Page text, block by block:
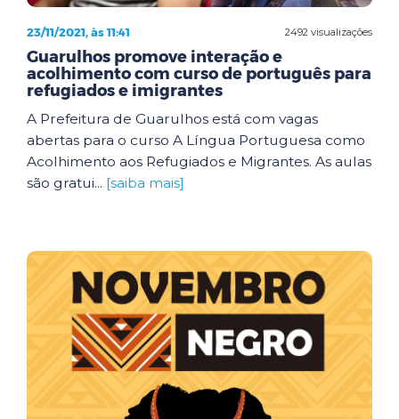
2492 visualizações
23/11/2021, às 11:41
Guarulhos promove interação e
acolhimento com curso de português para
refugiados e imigrantes
A Prefeitura de Guarulhos está com vagas
abertas para o curso A Língua Portuguesa como
Acolhimento aos Refugiados e Migrantes. As aulas
são gratui... [saiba mais]